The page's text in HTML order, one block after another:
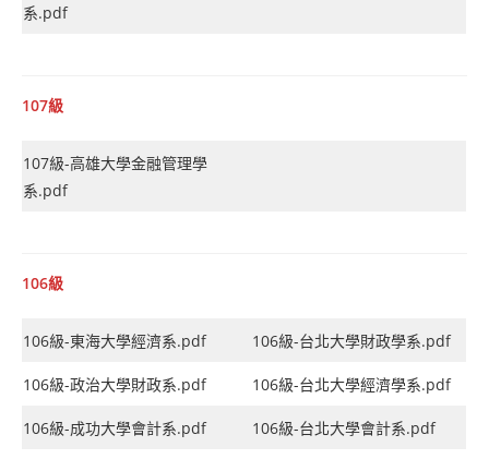
系.pdf
107級
107級-高雄大學金融管理學
系.pdf
106級
106級-東海大學經濟系.pdf 106級-台北大學財政學系.pdf
106級-政治大學財政系.pdf 106級-台北大學經濟學系.pdf
106級-成功大學會計系.pdf 106級-台北大學會計系.pdf